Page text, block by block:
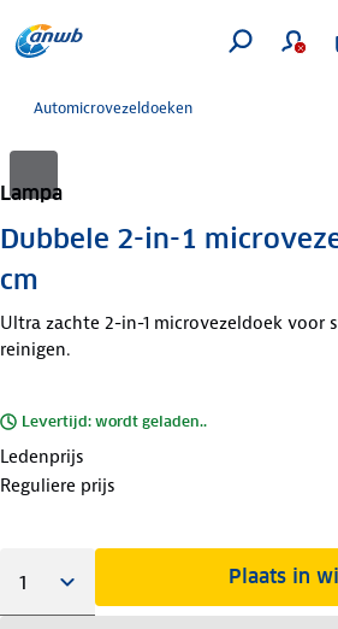
Automicrovezeldoeken
Lampa
Dubbele 2-in-1
cm
Ultra zachte 2-in-1 microvezeldoek voor
reinigen.
Levertijd: wordt geladen..
Ledenprijs
Reguliere prijs
Plaats in